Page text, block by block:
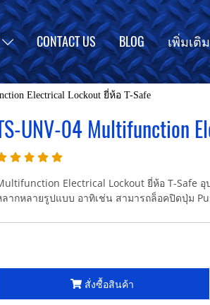
CONTACT US BLOG เพิ่มเติ
Electrical Lockout ยี่ห้อ T-Safe
UNV-04 Multifunction
Electrical Lockout ยี่ห้อ T-Safe
ากหลายรูปแบบ อาทิเช่น สามารถล็อคปิดปุ่ม
สั่งซื้อสินค้า